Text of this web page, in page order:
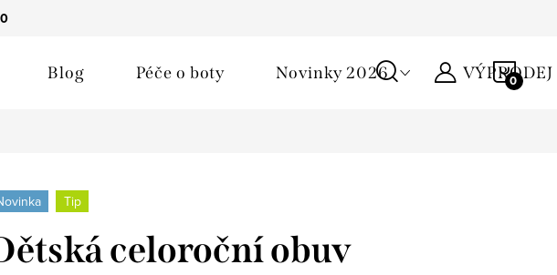
Blog Péče o boty Novinky 2026 VÝPRODEJ
Tip
celoroční obuv